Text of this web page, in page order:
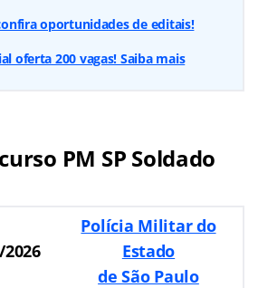
oportunidades de editais!
oferta 200 vagas! Saiba mais
PM SP Soldado
2026
Polícia Militar do
Estado
de São Paulo